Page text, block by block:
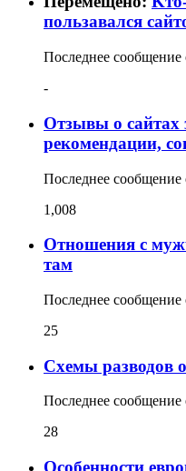
пользавался
Последнее сообщение
-
Отзывы о сайтах
рекомендации,
Последнее сообщение
1,008
Отношения с
там
Последнее сообщение
25
Схемы разводов
Последнее сообщение
28
Особенности